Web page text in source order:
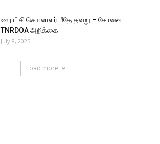
ஊராட்சி செயலாளர் மீதே தவறு – கோவை
TNRDOA அறிக்கை
July 8, 2025
Load more